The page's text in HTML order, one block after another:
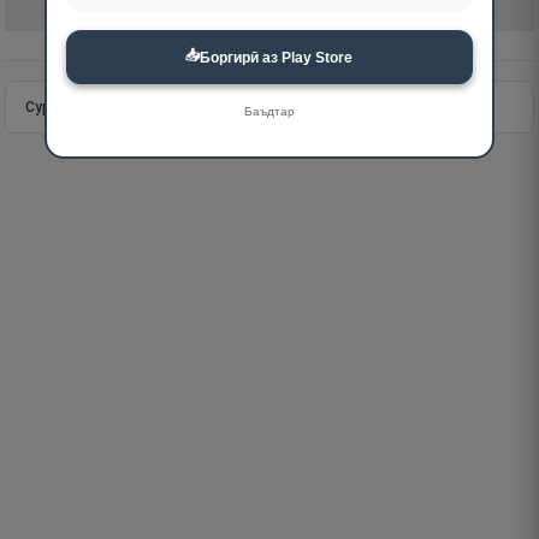
Сураи пурра Идома додан
📥Боргирӣ аз Play Store
Баъдтар